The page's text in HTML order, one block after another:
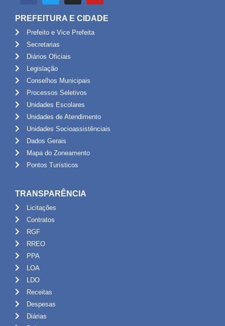
PREFEITURA E CIDADE
Prefeito e Vice Prefeita
Secretarias
Diários Oficiais
Legislação
Conselhos Municipais
Processos Seletivos
Unidades Escolares
Unidades de Atendimento
Unidades Socioassistênciais
Dados Gerais
Mapa do Zoneamento
Pontos Turísticos
TRANSPARÊNCIA
Licitações
Contratos
RGF
RREO
PPA
LOA
LDO
Receitas
Despesas
Diárias